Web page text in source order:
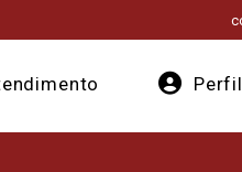
Perfil